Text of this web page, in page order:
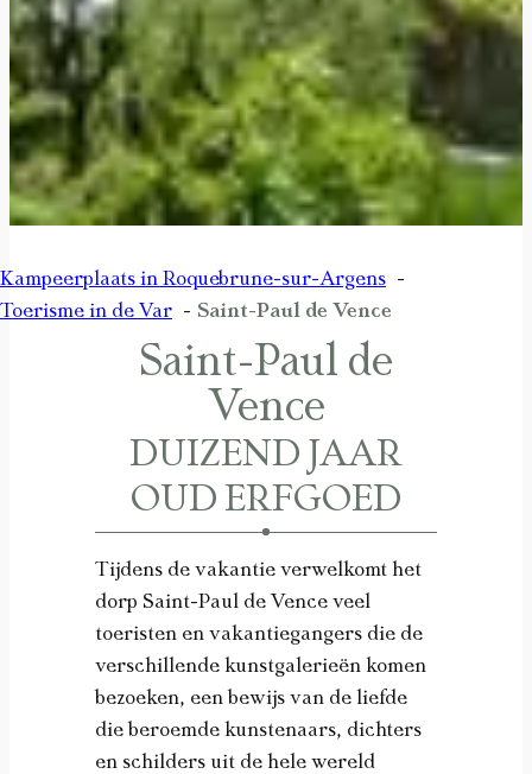
Kampeerplaats in Roquebrune-sur-Argens
Toerisme in de Var
Saint-Paul de Vence
Saint-Paul de
Vence
DUIZEND JAAR
OUD ERFGOED
Tijdens de vakantie verwelkomt het
dorp Saint-Paul de Vence veel
toeristen en vakantiegangers die de
verschillende kunstgalerieën komen
bezoeken, een bewijs van de liefde
die beroemde kunstenaars, dichters
en schilders uit de hele wereld